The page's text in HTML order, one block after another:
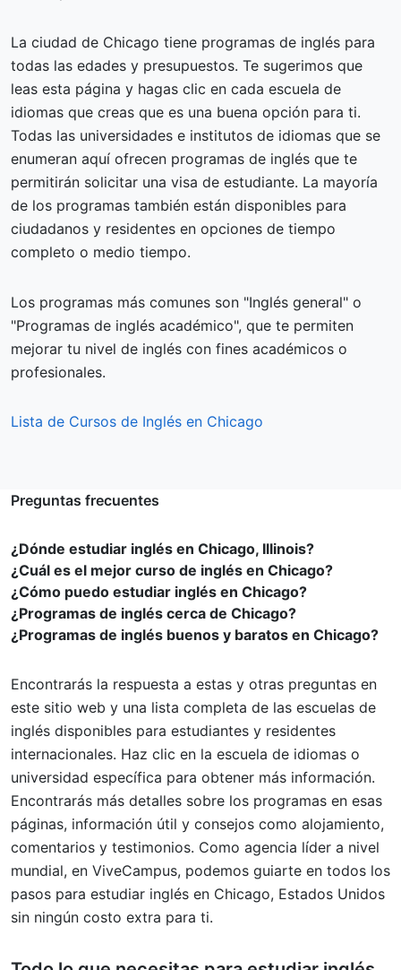
La ciudad de Chicago tiene programas de inglés para
todas las edades y presupuestos. Te sugerimos que
leas esta página y hagas clic en cada escuela de
idiomas que creas que es una buena opción para ti.
Todas las universidades e institutos de idiomas que se
enumeran aquí ofrecen programas de inglés que te
permitirán solicitar una visa de estudiante. La mayoría
de los programas también están disponibles para
ciudadanos y residentes en opciones de tiempo
completo o medio tiempo.
Los programas más comunes son "Inglés general" o
"Programas de inglés académico", que te permiten
mejorar tu nivel de inglés con fines académicos o
profesionales.
Lista de Cursos de Inglés en Chicago
Preguntas frecuentes
¿Dónde estudiar inglés en Chicago, Illinois?
¿Cuál es el mejor curso de inglés en Chicago?
¿Cómo puedo estudiar inglés en Chicago?
¿Programas de inglés cerca de Chicago?
¿Programas de inglés buenos y baratos en Chicago?
Encontrarás la respuesta a estas y otras preguntas en
este sitio web y una lista completa de las escuelas de
inglés disponibles para estudiantes y residentes
internacionales. Haz clic en la escuela de idiomas o
universidad específica para obtener más información.
Encontrarás más detalles sobre los programas en esas
páginas, información útil y consejos como alojamiento,
comentarios y testimonios. Como agencia líder a nivel
mundial, en ViveCampus, podemos guiarte en todos los
pasos para estudiar inglés en Chicago, Estados Unidos
sin ningún costo extra para ti.